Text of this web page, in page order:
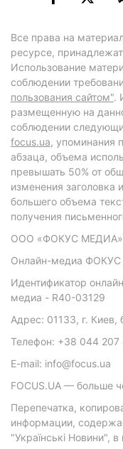
Все права на
ресурсе,
Использование
соблюдении
пользования сайтом".
размещенную на
соблюдении
focus.ua, упоминания
абзаца, объема
превышать 50% от
изменения заголовка
большего объема
получения
ООО «ФОКУС МЕДИА»
Онлайн-медиа ФОКУС
Идентификатор
медиа - R40-03129
Адрес: 01133, г. Киев,
Телефон: +38 044 207
E-mail: info@focus.ua
FOCUS.UA — больше
Перепечатка,
информации,
"Українські Новини",